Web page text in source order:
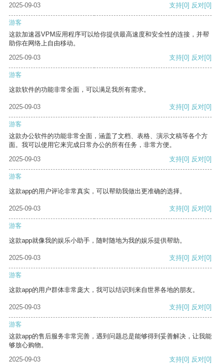
2025-09-03 支持[0] 反对[0]
游客
这款加速器VPM应用程序可以给你提供最高速度和安全性的连接，并帮
助你在网络上自由移动。
2025-09-03
支持[0] 反对[0]
游客
这款软件的功能非常全面，可以满足我所有需求。
2025-09-03 支持[0] 反对[0]
游客
这款办公软件的功能非常全面，涵盖了文档、表格、演示文稿等各个方
面。我可以使用它来完成日常办公的所有任务，非常方便。
2025-09-03
支持[0] 反对[0]
游客
这款app的用户评论非常真实，可以帮助我做出更准确的选择。
2025-09-03 支持[0] 反对[0]
游客
这款app就像我的娱乐小助手，随时随地为我的娱乐提供帮助。
2025-09-03 支持[0] 反对[0]
游客
这款app的用户群体非常庞大，我可以结识到来自世界各地的朋友。
2025-09-03 支持[0] 反对[0]
游客
这款app的售后服务非常完善，遇到问题总是能够得到妥善解决，让我能
够放心购物。
2025-09-03
支持[0] 反对[0]